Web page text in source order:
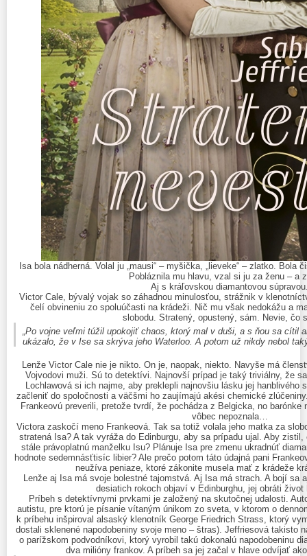
Isa bola nádherná. Volal ju „mausi“ – myšička, „lieveke“ – zlatko. Bola
Pobláznila mu hlavu, vzal si ju za ženu – a
Aj s kráľovskou diamantovou
Victor Cale, bývalý vojak so záhadnou minulosťou, strážnik v
čelí obvineniu zo spoluúčasti na krádeži. Nič mu však nedokážu a
slobodu. Stratený, opustený, sám. Nevie, čo
„Po vojne veľmi túžil upokojiť chaos, ktorý mal v duši, a s ňou sa cítil
ukázalo, že v Ise sa skrýva jeho Waterloo. A potom už nikdy nebol
Lenže Victor Cale nie je nikto. On je, naopak, niekto. Navyše má
Vojvodovi muži. Sú to detektívi. Najnovší prípad je taký triviálny, že
Lochlawová si ich najme, aby preklepli najnovšiu lásku jej hanblivého
začleniť do spoločnosti a väčšmi ho zaujímajú akési chemické
Frankeovú preverili, pretože tvrdí, že pochádza z Belgicka, no
vôbec nepoznala…
Victora zaskočí meno Frankeová. Tak sa totiž volala jeho matka za
stratená Isa? A tak vyráža do Edinburgu, aby sa prípadu ujal. Aby
stále právoplatnú manželku Isu? Plánuje Isa pre zmenu ukradnúť
hodnote sedemnásťtisíc libier? Ale prečo potom táto údajná pani
neužíva peniaze, ktoré zákonite musela mať z krádeže
Lenže aj Isa má svoje bolestné tajomstvá. Aj Isa má strach. A bojí sa
desiatich rokoch objaví v Edinburghu, jej obráti
Príbeh s detektívnymi prvkami je založený na skutočnej udalosti.
autistu, pre ktorú je písanie vítaným únikom zo sveta, v ktorom o
k príbehu inšpiroval alsaský klenotník George Friedrich Strass, ktorý
dostali sklenené napodobeniny svoje meno – štras). Jeffriesová takisto
o parížskom podvodníkovi, ktorý vyrobil takú dokonalú napodobeninu
dva milióny frankov. A príbeh sa jej začal v hlave odvíjať